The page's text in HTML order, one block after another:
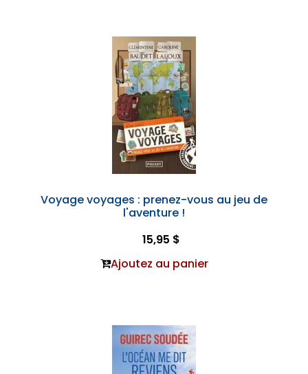
Voyage voyages : prenez-vous au jeu de
l'aventure !
15,95 $
Ajoutez au panier